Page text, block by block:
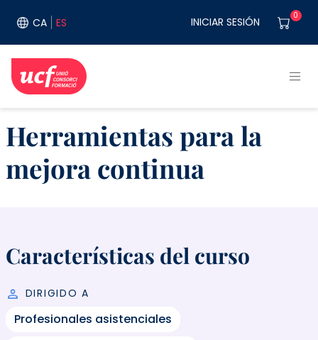
CA ES User
INICIAR SESIÓN 0
Herramientas para la
mejora continua
Características del curso
DIRIGIDO A
Profesionales asistenciales